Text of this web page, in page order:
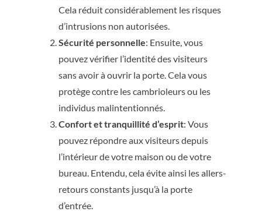
Cela réduit considérablement les risques
d’intrusions non autorisées.
Sécurité personnelle: Ensuite, vous
pouvez vérifier l’identité des visiteurs
sans avoir à ouvrir la porte. Cela vous
protège contre les cambrioleurs ou les
individus malintentionnés.
Confort et tranquillité d’esprit: Vous
pouvez répondre aux visiteurs depuis
l’intérieur de votre maison ou de votre
bureau. Entendu, cela évite ainsi les allers-
retours constants jusqu’à la porte
d’entrée.